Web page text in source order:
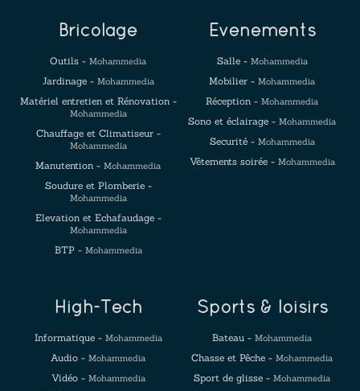
Bricolage
Outils - Mohammedia
Jardinage - Mohammedia
Matériel entretien et Rénovation -
Mohammedia
Chauffage et Climatiseur -
Mohammedia
Manutention - Mohammedia
Soudure et Plomberie -
Mohammedia
Elevation et Echafaudage -
Mohammedia
BTP - Mohammedia
Evenements
Salle - Mohammedia
Mobilier - Mohammedia
Réception - Mohammedia
Sono et éclairage - Mohammedia
Securité - Mohammedia
Vêtements soirée - Mohammedia
High-Tech
Informatique - Mohammedia
Audio - Mohammedia
Vidéo - Mohammedia
Sports & loisirs
Bateau - Mohammedia
Chasse et Pêche - Mohammedia
Sport de glisse - Mohammedia